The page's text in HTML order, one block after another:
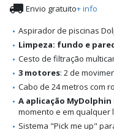
 Envio gratuito+ info
Aspirador de piscinas
Limpeza: fundo e
Cesto de filtração
3 motores: 2 de
Cabo de 24 metros com
A aplicação MyDolphin
momento e em qualquer
Sistema "Pick me up"